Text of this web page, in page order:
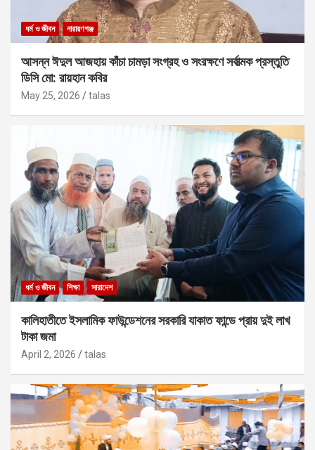
ধর্ম ও জীবন নারায়ণগঞ্জ
আসন্ন ঈদুল আজহায় কাঁচা চামড়া সংগ্রহ ও সংরক্ষণে সর্বাত্মক প্রস্তুতি
ডিসি মো: রায়হান কবির
May 25, 2026 talas
ধর্ম ও জীবন শিক্ষা সারাদেশ
কালিহাতীতে ইসলামিক ফাউন্ডেশনের সরকারি যাকাত ফান্ডে প্রায় দুই লাখ
টাকা জমা
April 2, 2026 talas